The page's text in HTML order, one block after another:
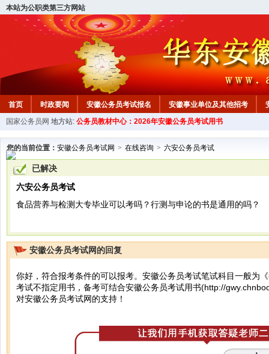
本站为公职类第三方网站
首页 时政要闻 安徽公务员考试报名 安徽事业单位及其他招考
安徽公务员行测试题 在线咨询 教材中心
国家公务员网 地方站: 公务员教材中心：2026年安徽公务员考试用书
您的当前位置： 安徽公务员考试网 > 在线咨询 > 六安公务员考试
已解决
六安公务员考试
食品营养与检测大专毕业可以考吗？行测与申论的书是通用的吗？
安徽公务员考试网的回复
你好，符合报考条件的可以报考。安徽公务员考试笔试科目一般为
考试不指定用书，备考可结合安徽公务员考试用书(http://
对安徽公务员考试网的支持！